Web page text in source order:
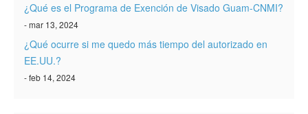
¿Qué es el Programa de Exención de Visado Guam-CNMI?
- mar 13, 2024
¿Qué ocurre si me quedo más tiempo del autorizado en
EE.UU.?
- feb 14, 2024